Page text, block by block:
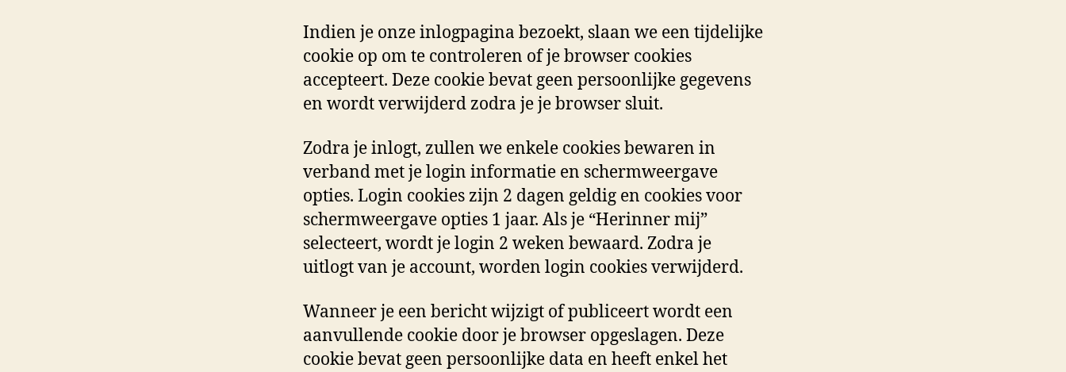
Indien je onze inlogpagina bezoekt, slaan we een tijdelijke
cookie op om te controleren of je browser cookies
accepteert. Deze cookie bevat geen persoonlijke gegevens
en wordt verwijderd zodra je je browser sluit.
Zodra je inlogt, zullen we enkele cookies bewaren in
verband met je login informatie en schermweergave
opties. Login cookies zijn 2 dagen geldig en cookies voor
schermweergave opties 1 jaar. Als je “Herinner mij”
selecteert, wordt je login 2 weken bewaard. Zodra je
uitlogt van je account, worden login cookies verwijderd.
Wanneer je een bericht wijzigt of publiceert wordt een
aanvullende cookie door je browser opgeslagen. Deze
cookie bevat geen persoonlijke data en heeft enkel het